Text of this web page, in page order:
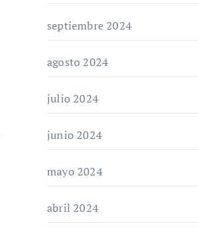
septiembre 2024
agosto 2024
julio 2024
junio 2024
mayo 2024
abril 2024